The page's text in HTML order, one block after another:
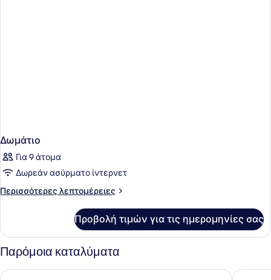
Δωμάτιο
Για 9 άτομα
Δωρεάν ασύρματο ίντερνετ
Περισσότερες λεπτομέρειες
Περισσότερες
Προβολή τιμών για τις ημερομηνίες σας
Παρόμοια καταλύματα
Aquila Porto Rethymno Creta